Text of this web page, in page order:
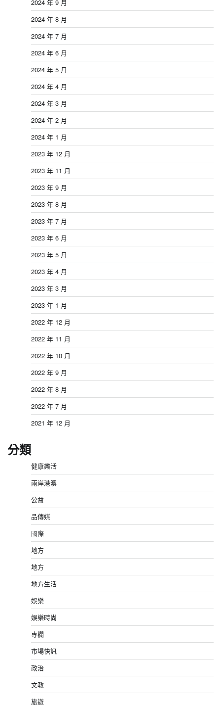
2024 年 9 月
2024 年 8 月
2024 年 7 月
2024 年 6 月
2024 年 5 月
2024 年 4 月
2024 年 3 月
2024 年 2 月
2024 年 1 月
2023 年 12 月
2023 年 11 月
2023 年 9 月
2023 年 8 月
2023 年 7 月
2023 年 6 月
2023 年 5 月
2023 年 4 月
2023 年 3 月
2023 年 1 月
2022 年 12 月
2022 年 11 月
2022 年 10 月
2022 年 9 月
2022 年 8 月
2022 年 7 月
2021 年 12 月
分類
健康樂活
兩岸港澳
公益
品傳媒
國際
地方
地方
地方生活
娛樂
娛樂時尚
專欄
市場快訊
政治
文教
旅遊